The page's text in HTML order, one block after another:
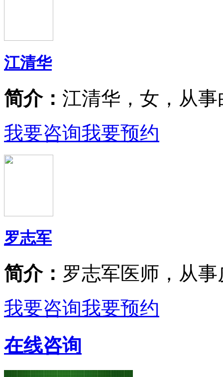
江清华
简介： 江清华，女，从事
我要咨询我要预约
罗志军
简介： 罗志军医师，从事
我要咨询我要预约
在线咨询